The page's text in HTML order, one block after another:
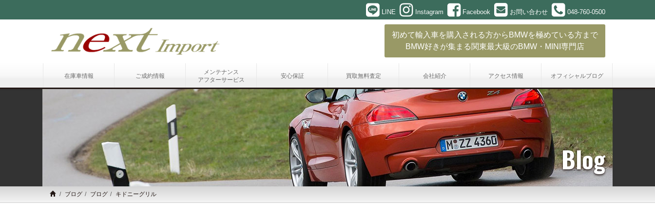
LINE Instagram Facebook お問い合わせ 048-760-0500
初めて輸入車を購入される方からBMWを極めている方まで
BMW好きが集まる関東最大級のBMW・MINI専門店
在庫車情報 ご成約情報
メンテナンス
アフターサービス
安心保証 買取無料査定 会社紹介 アクセス情報 オフィシャルブログ
Blog
ブログ ブログ キドニーグリル